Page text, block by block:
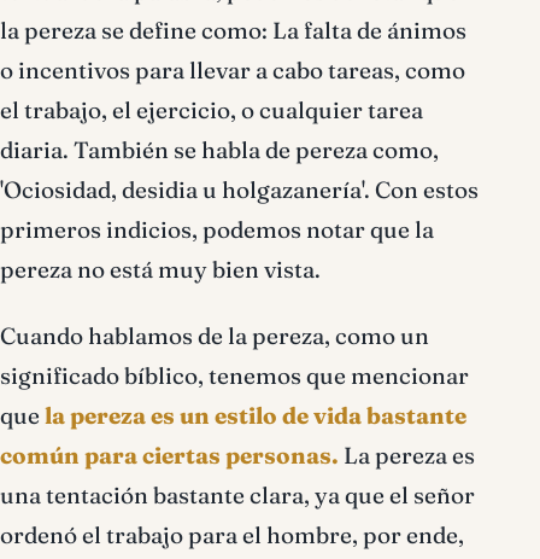
la pereza se define como: La falta de ánimos
o incentivos para llevar a cabo tareas, como
el trabajo, el ejercicio, o cualquier tarea
diaria. También se habla de pereza como,
'Ociosidad, desidia u holgazanería'. Con estos
primeros indicios, podemos notar que la
pereza no está muy bien vista.
Cuando hablamos de la pereza, como un
significado bíblico, tenemos que mencionar
que la pereza es un estilo de vida bastante
común para ciertas personas. La pereza es
una tentación bastante clara, ya que el señor
ordenó el trabajo para el hombre, por ende,